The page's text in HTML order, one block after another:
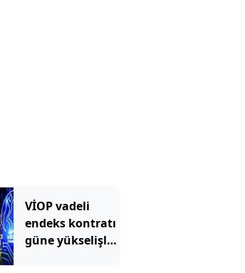
VİOP vadeli
endeks kontratı
güne yükselişle